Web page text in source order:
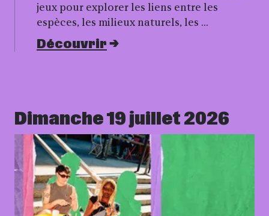
jeux pour explorer les liens entre les
espèces, les milieux naturels, les …
Découvrir
Dimanche 19 juillet 2026